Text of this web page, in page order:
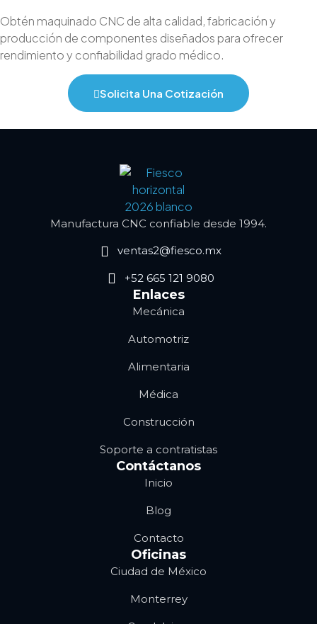
Obtén maquinado CNC de alta calidad, fabricación y
producción de componentes diseñados para ofrecer
rendimiento y confiabilidad grado médico.
Solicita Una Cotización
Manufactura CNC confiable desde 1994.
ventas2@fiesco.mx
+52 665 121 9080
Enlaces
Mecánica
Automotriz
Alimentaria
Médica
Construcción
Soporte a contratistas
Contáctanos
Inicio
Blog
Contacto
Oficinas
Ciudad de México
Monterrey